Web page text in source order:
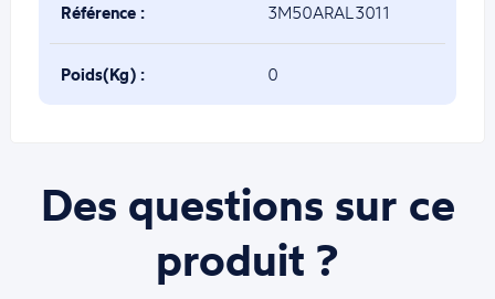
Référence : 3M50ARAL3011
Poids(Kg) : 0
Des questions sur ce
produit ?